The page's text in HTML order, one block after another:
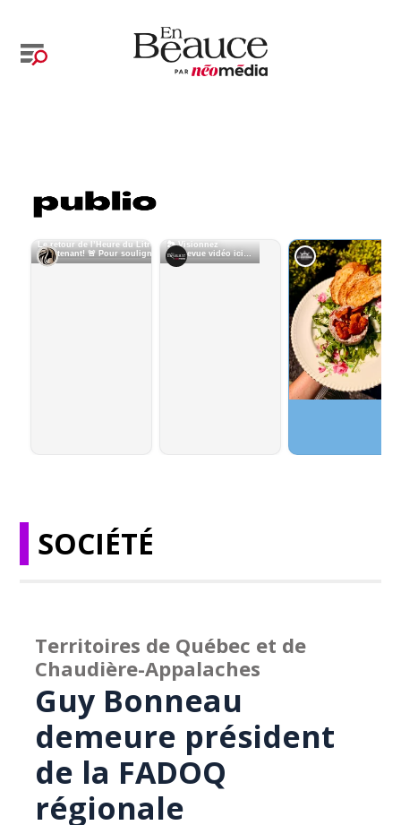
SOCIÉTÉ
Territoires de Québec et de
Chaudière-Appalaches
Guy Bonneau
demeure président
de la FADOQ
régionale